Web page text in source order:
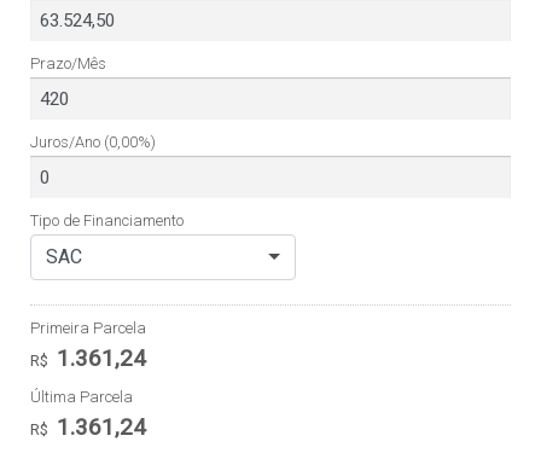
Prazo/Mês
Juros/Ano (0,00%)
Tipo de Financiamento
SAC
Primeira Parcela
R$ 1.361,24
Última Parcela
R$ 1.361,24